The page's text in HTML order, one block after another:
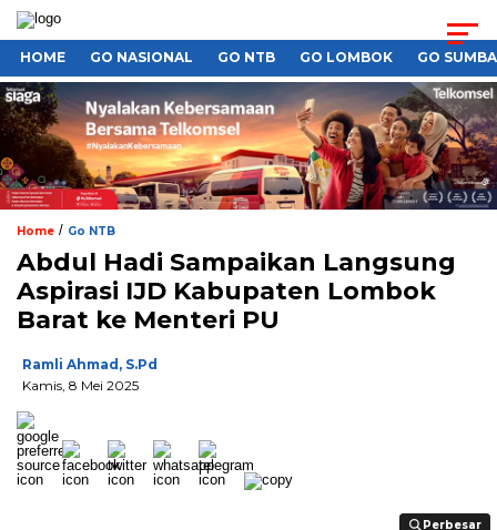
HOME GO NASIONAL GO NTB GO LOMBOK GO
Home / Go NTB
Abdul Hadi Sampaikan Langsung
Aspirasi IJD Kabupaten Lombok
Barat ke Menteri PU
Ramli Ahmad, S.Pd
Kamis, 8 Mei 2025
Perbesar
Perbesar